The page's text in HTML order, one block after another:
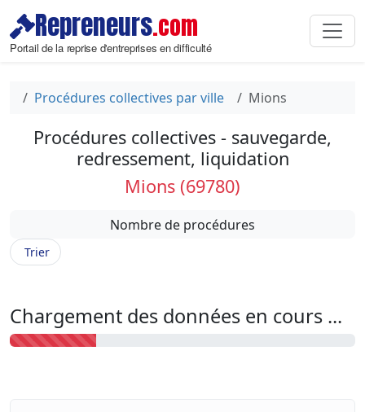
Repreneurs.com
Portail de la reprise d'entreprises en difficulté
Procédures collectives par ville Mions
Procédures collectives - sauvegarde,
redressement, liquidation
Mions (69780)
Nombre de procédures
Trier
Chargement des données en cours ...